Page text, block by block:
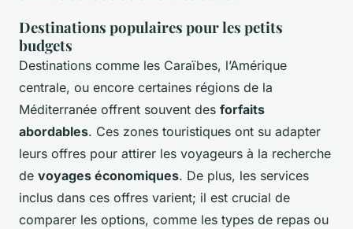
Destinations populaires pour les petits
budgets
Destinations comme les Caraïbes, l’Amérique
centrale, ou encore certaines régions de la
Méditerranée offrent souvent des forfaits
abordables. Ces zones touristiques ont su adapter
leurs offres pour attirer les voyageurs à la recherche
de voyages économiques. De plus, les services
inclus dans ces offres varient; il est crucial de
comparer les options, comme les types de repas ou